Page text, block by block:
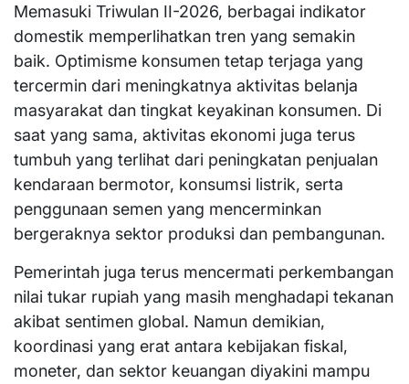
Memasuki Triwulan II-2026, berbagai indikator
domestik memperlihatkan tren yang semakin
baik. Optimisme konsumen tetap terjaga yang
tercermin dari meningkatnya aktivitas belanja
masyarakat dan tingkat keyakinan konsumen. Di
saat yang sama, aktivitas ekonomi juga terus
tumbuh yang terlihat dari peningkatan penjualan
kendaraan bermotor, konsumsi listrik, serta
penggunaan semen yang mencerminkan
bergeraknya sektor produksi dan pembangunan.
Pemerintah juga terus mencermati perkembangan
nilai tukar rupiah yang masih menghadapi tekanan
akibat sentimen global. Namun demikian,
koordinasi yang erat antara kebijakan fiskal,
moneter, dan sektor keuangan diyakini mampu